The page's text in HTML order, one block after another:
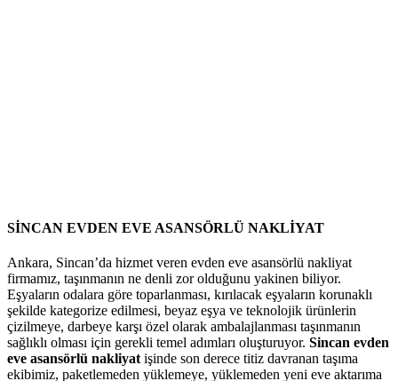
SİNCAN EVDEN EVE ASANSÖRLÜ NAKLİYAT
Ankara, Sincan’da hizmet veren evden eve asansörlü nakliyat
firmamız, taşınmanın ne denli zor olduğunu yakinen biliyor.
Eşyaların odalara göre toparlanması, kırılacak eşyaların korunaklı
şekilde kategorize edilmesi, beyaz eşya ve teknolojik ürünlerin
çizilmeye, darbeye karşı özel olarak ambalajlanması taşınmanın
sağlıklı olması için gerekli temel adımları oluşturuyor. Sincan evden
eve asansörlü nakliyat işinde son derece titiz davranan taşıma
ekibimiz, paketlemeden yüklemeye, yüklemeden yeni eve aktarıma